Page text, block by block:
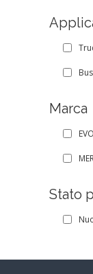
Bus
Marca
Stato